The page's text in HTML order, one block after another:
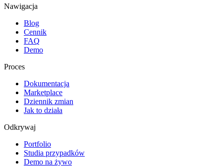
Nawigacja
Blog
Cennik
FAQ
Demo
Proces
Dokumentacja
Marketplace
Dziennik zmian
Jak to działa
Odkrywaj
Portfolio
Studia przypadków
Demo na żywo